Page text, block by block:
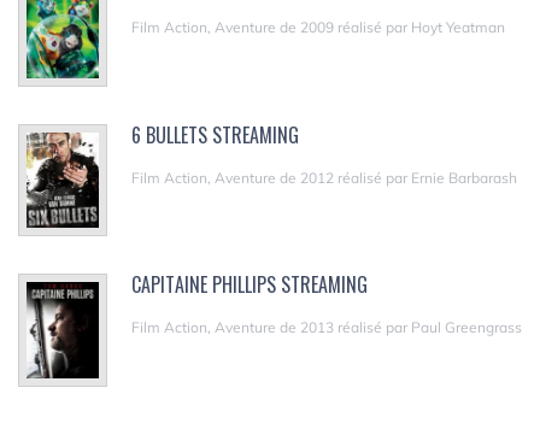
Film Action, Aventure de 2009 réalisé par Hoyt Yeatman
6 BULLETS STREAMING
Film Action, Aventure de 2012 réalisé par Ernie Barbarash
CAPITAINE PHILLIPS STREAMING
Film Action, Aventure de 2013 réalisé par Paul Greengrass